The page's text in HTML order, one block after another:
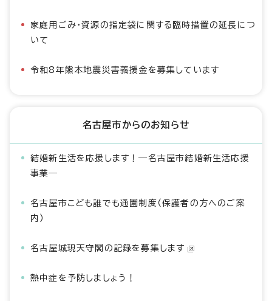
家庭用ごみ・資源の指定袋に関する臨時措置の延長につ
いて
令和8年熊本地震災害義援金を募集しています
名古屋市からのお知らせ
結婚新生活を応援します！―名古屋市結婚新生活応援
事業―
名古屋市こども誰でも通園制度（保護者の方へのご案
内）
名古屋城現天守閣の記録を募集します
熱中症を予防しましょう！